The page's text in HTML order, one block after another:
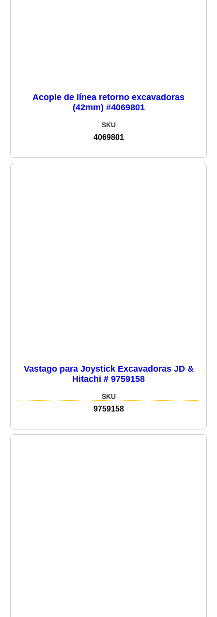
Acople de línea retorno excavadoras
(42mm) #4069801
SKU
4069801
Vastago para Joystick Excavadoras JD &
Hitachi # 9759158
SKU
9759158